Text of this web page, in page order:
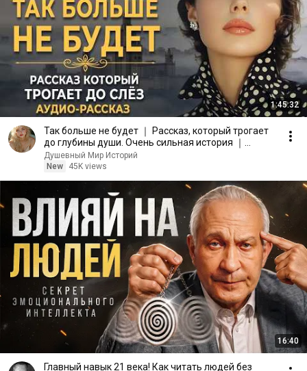
1:45:32
Так больше не будет ｜ Рассказ, который трогает
до глубины души. Очень сильная история ｜
Аудиорассказ
Душевный Мир Историй
New
45K views
16:40
Главный навык 21 века! Как читать людей без